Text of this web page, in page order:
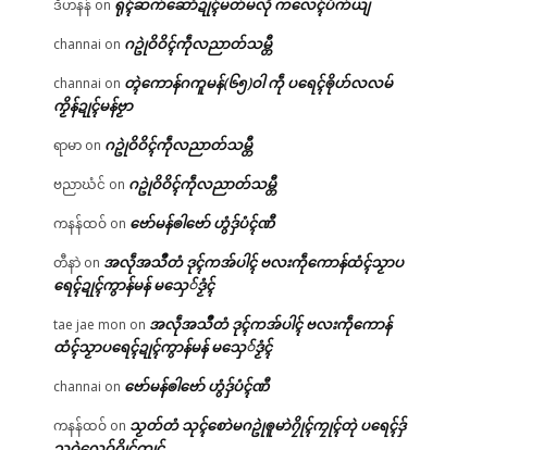
ဒိဟနန် on ရုၚ်ဆက်ဆောံဍုၚ်မတ်မလီု ကလေၚ်ပံက်ယျ
channai on ဂဥုဲဝိဝိၚ်ကဵုလညာတ်သမ္တီ
channai on တ္ၚဲကောန်ဂကူမန်(၆၅)ဝါ ကဵု ပရေၚ်ၜိုဟ်လလမ်
ကၟိန်ဍုၚ်မန်ဗၟာ
ရာမာ on ဂဥုဲဝိဝိၚ်ကဵုလညာတ်သမ္တီ
ဗညာဃံင် on ဂဥုဲဝိဝိၚ်ကဵုလညာတ်သမ္တီ
ကနန်ထဝ် on ဗော်မန်ၜါဗော် ဟွံဒှ်ပံၚ်ဏီ
တီနာဲ on အလဵုအသဳတံ ဒုၚ်ကအ်ပါၚ် ဗလးကဵုကောန်ထံၚ်သၟာပ
ရေၚ်ဍုၚ်ကွာန်မန် မသှေ်ဒၟံၚ်
tae jae mon on အလဵုအသဳတံ ဒုၚ်ကအ်ပါၚ် ဗလးကဵုကောန်
ထံၚ်သၟာပရေၚ်ဍုၚ်ကွာန်မန် မသှေ်ဒၟံၚ်
channai on ဗော်မန်ၜါဗော် ဟွံဒှ်ပံၚ်ဏီ
ကနန်ထဝ် on သၟတ်တံ သုၚ်စောဲမဂဥုဲၜူမာဲဂၠိုၚ်ကၠုၚ်တုဲ ပရေၚ်ဒှ်